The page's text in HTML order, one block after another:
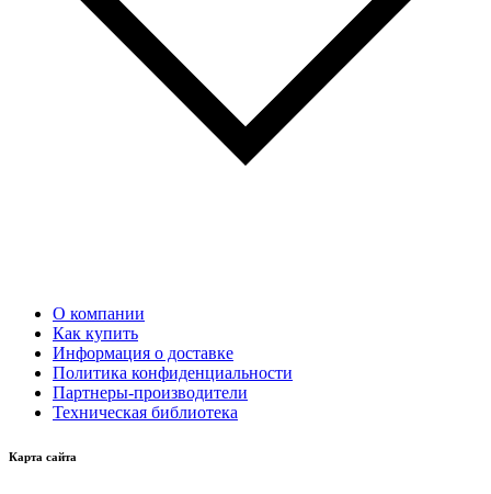
О компании
Как купить
Информация о доставке
Политика конфиденциальности
Партнеры-производители
Техническая библиотека
Карта сайта